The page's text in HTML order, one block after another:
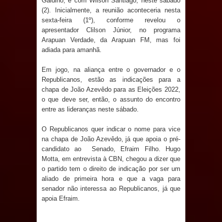
Anjos
O verdadeiro oxigênio do Estado
Democrático de Direito – Bacharela
aborda de maneira inédita no mundo
jurídico brasileiro, temas polêmicos;
Confira!
Prefeitura de Sapé promove
campanha Julho Neon com ações de
conscientização sobre saúde bucal
Caldas Brandão: gestão municipal
(2). Inicialmente, a reunião aconteceria nesta
sexta-feira (1º), conforme revelou o
apresentador Clilson Júnior, no programa
Arapuan Verdade, da Arapuan FM, mas foi
adiada para amanhã.
Em jogo, na aliança entre o governador e o
Republicanos, estão as indicações para a
chapa de João Azevêdo para as Eleições 2022,
o que deve ser, então, o assunto do encontro
entre as lideranças neste sábado.
O Republicanos quer indicar o nome para vice
na chapa de João Azevêdo, já que apoia o pré-
candidato ao Senado, Efraim Filho. Hugo
Motta, em entrevista à CBN, chegou a dizer que
o partido tem o direito de indicação por ser um
aliado de primeira hora e que a vaga para
senador não interessa ao Republicanos, já que
apoia Efraim.